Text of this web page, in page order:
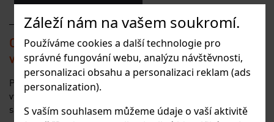
Záleží nám na vašem soukromí.
Používáme cookies a další technologie pro
správné fungování webu, analýzu návštěvnosti,
personalizaci obsahu a personalizaci reklam (ads
personalization).
S vaším souhlasem můžeme údaje o vaší aktivitě
Ceny začínají od 425Kč/ks bez DPH dle
výšky panelu a odebíraného množství.
Panelové oplocení je systém určený zejména pro průmyslové
využití, ale stává se čím dál více oblíbený i pro oplocení
soukromých objektů i při oplocení sportovišť.